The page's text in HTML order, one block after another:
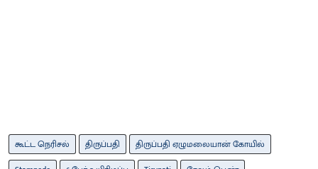
கூட்ட நெரிசல் திருப்பதி
திருப்பதி ஏழுமலையான் கோயில்